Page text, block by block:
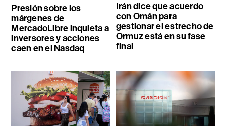
Presión sobre los
márgenes de
MercadoLibre inquieta a
inversores y acciones
caen en el Nasdaq
Irán dice que acuerdo
con Omán para
gestionar el estrecho de
Ormuz está en su fase
final